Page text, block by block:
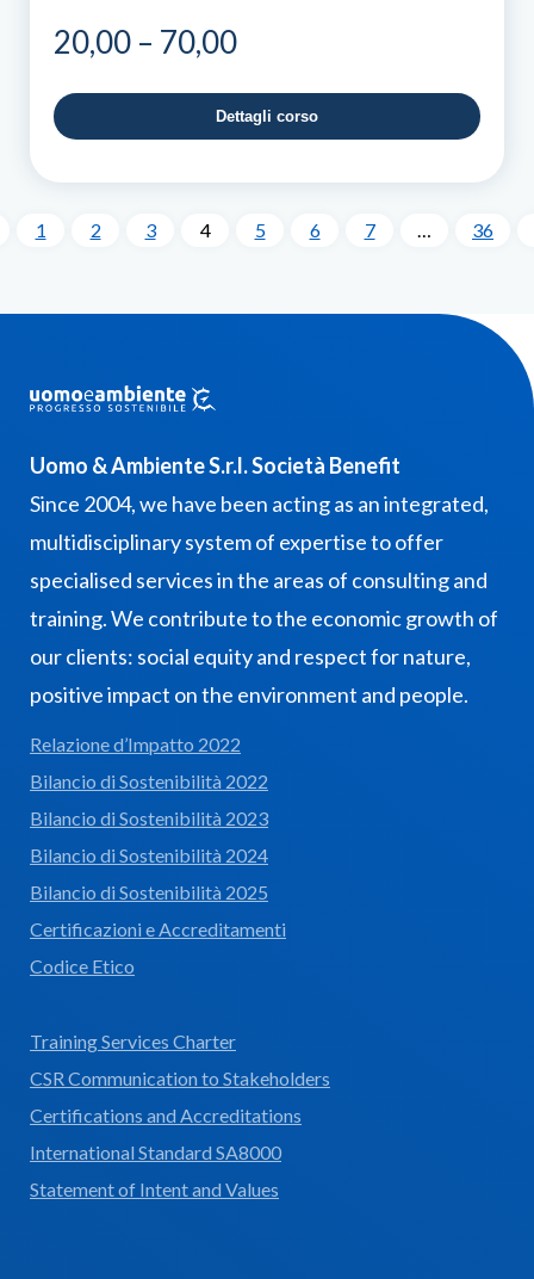
20,00 – 70,00Price
20,00
through
Dettagli corso
1 2 3 4 5 6 7 … 36
Uomo & Ambiente S.r.l. Società Benefit
Since 2004, we have been acting as an integrated,
multidisciplinary system of expertise to offer
specialised services in the areas of consulting and
training. We contribute to the economic growth of
our clients: social equity and respect for nature,
positive impact on the environment and people.
Relazione d’Impatto 2022
Bilancio di Sostenibilità 2022
Bilancio di Sostenibilità 2023
Bilancio di Sostenibilità 2024
Bilancio di Sostenibilità 2025
Certificazioni e Accreditamenti
Codice Etico
Training Services Charter
CSR Communication to Stakeholders
Certifications and Accreditations
International Standard SA8000
Statement of Intent and Values